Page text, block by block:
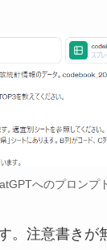
へのプロンプ
。注意書きが